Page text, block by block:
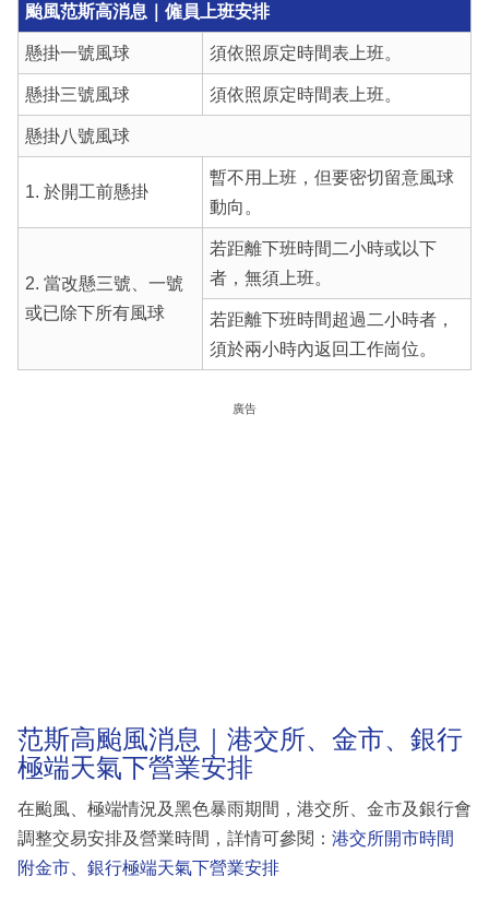
颱風范斯高消息｜僱員上班安排
懸掛一號風球 須依照原定時間表上班。
懸掛三號風球 須依照原定時間表上班。
懸掛八號風球
1. 於開工前懸掛
暫不用上班，但要密切留意風球
動向。
2. 當改懸三號、一號
或已除下所有風球
若距離下班時間二小時或以下
者，無須上班。
若距離下班時間超過二小時者，
須於兩小時內返回工作崗位。
廣告
范斯高颱風消息｜港交所、金市、銀行
極端天氣下營業安排
在颱風、極端情況及黑色暴雨期間，港交所、金市及銀行會
調整交易安排及營業時間，詳情可參閱： 港交所開市時間
附金市、銀行極端天氣下營業安排